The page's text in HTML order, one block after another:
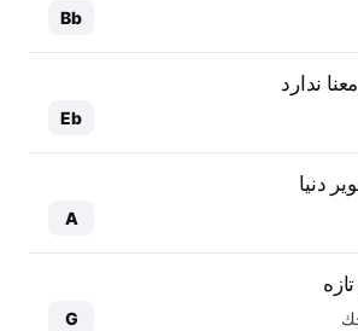
Bb
ندارد
Eb
دنیا
A
G